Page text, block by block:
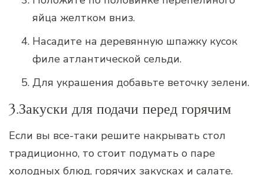
яйца желтком вниз.
Насадите на деревянную шпажку кусок
филе атлантической сельди.
Для украшения добавьте веточку зелени.
3.Закуски для подачи перед горячим
Если вы все-таки решите накрывать стол
традиционно, то стоит подумать о паре
холодных блюд, горячих закусках и салате.